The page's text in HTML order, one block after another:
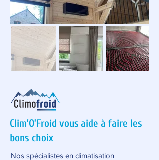
Clim’O’Froid vous aide à faire les
bons choix
Nos spécialistes en climatisation